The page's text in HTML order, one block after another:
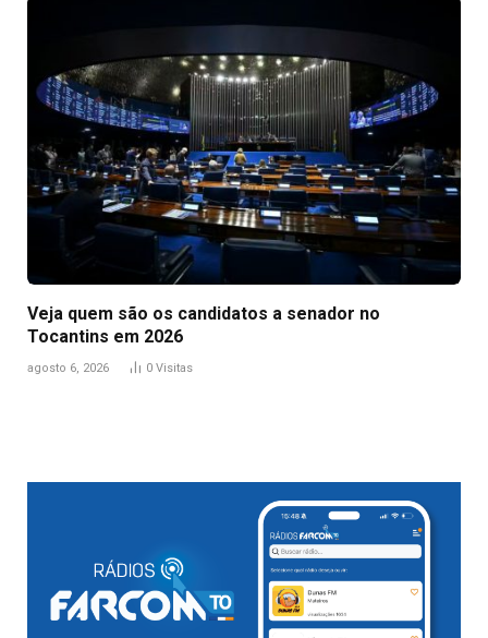
Veja quem são os candidatos a senador no
Tocantins em 2026
agosto 6, 2026 0 Visitas